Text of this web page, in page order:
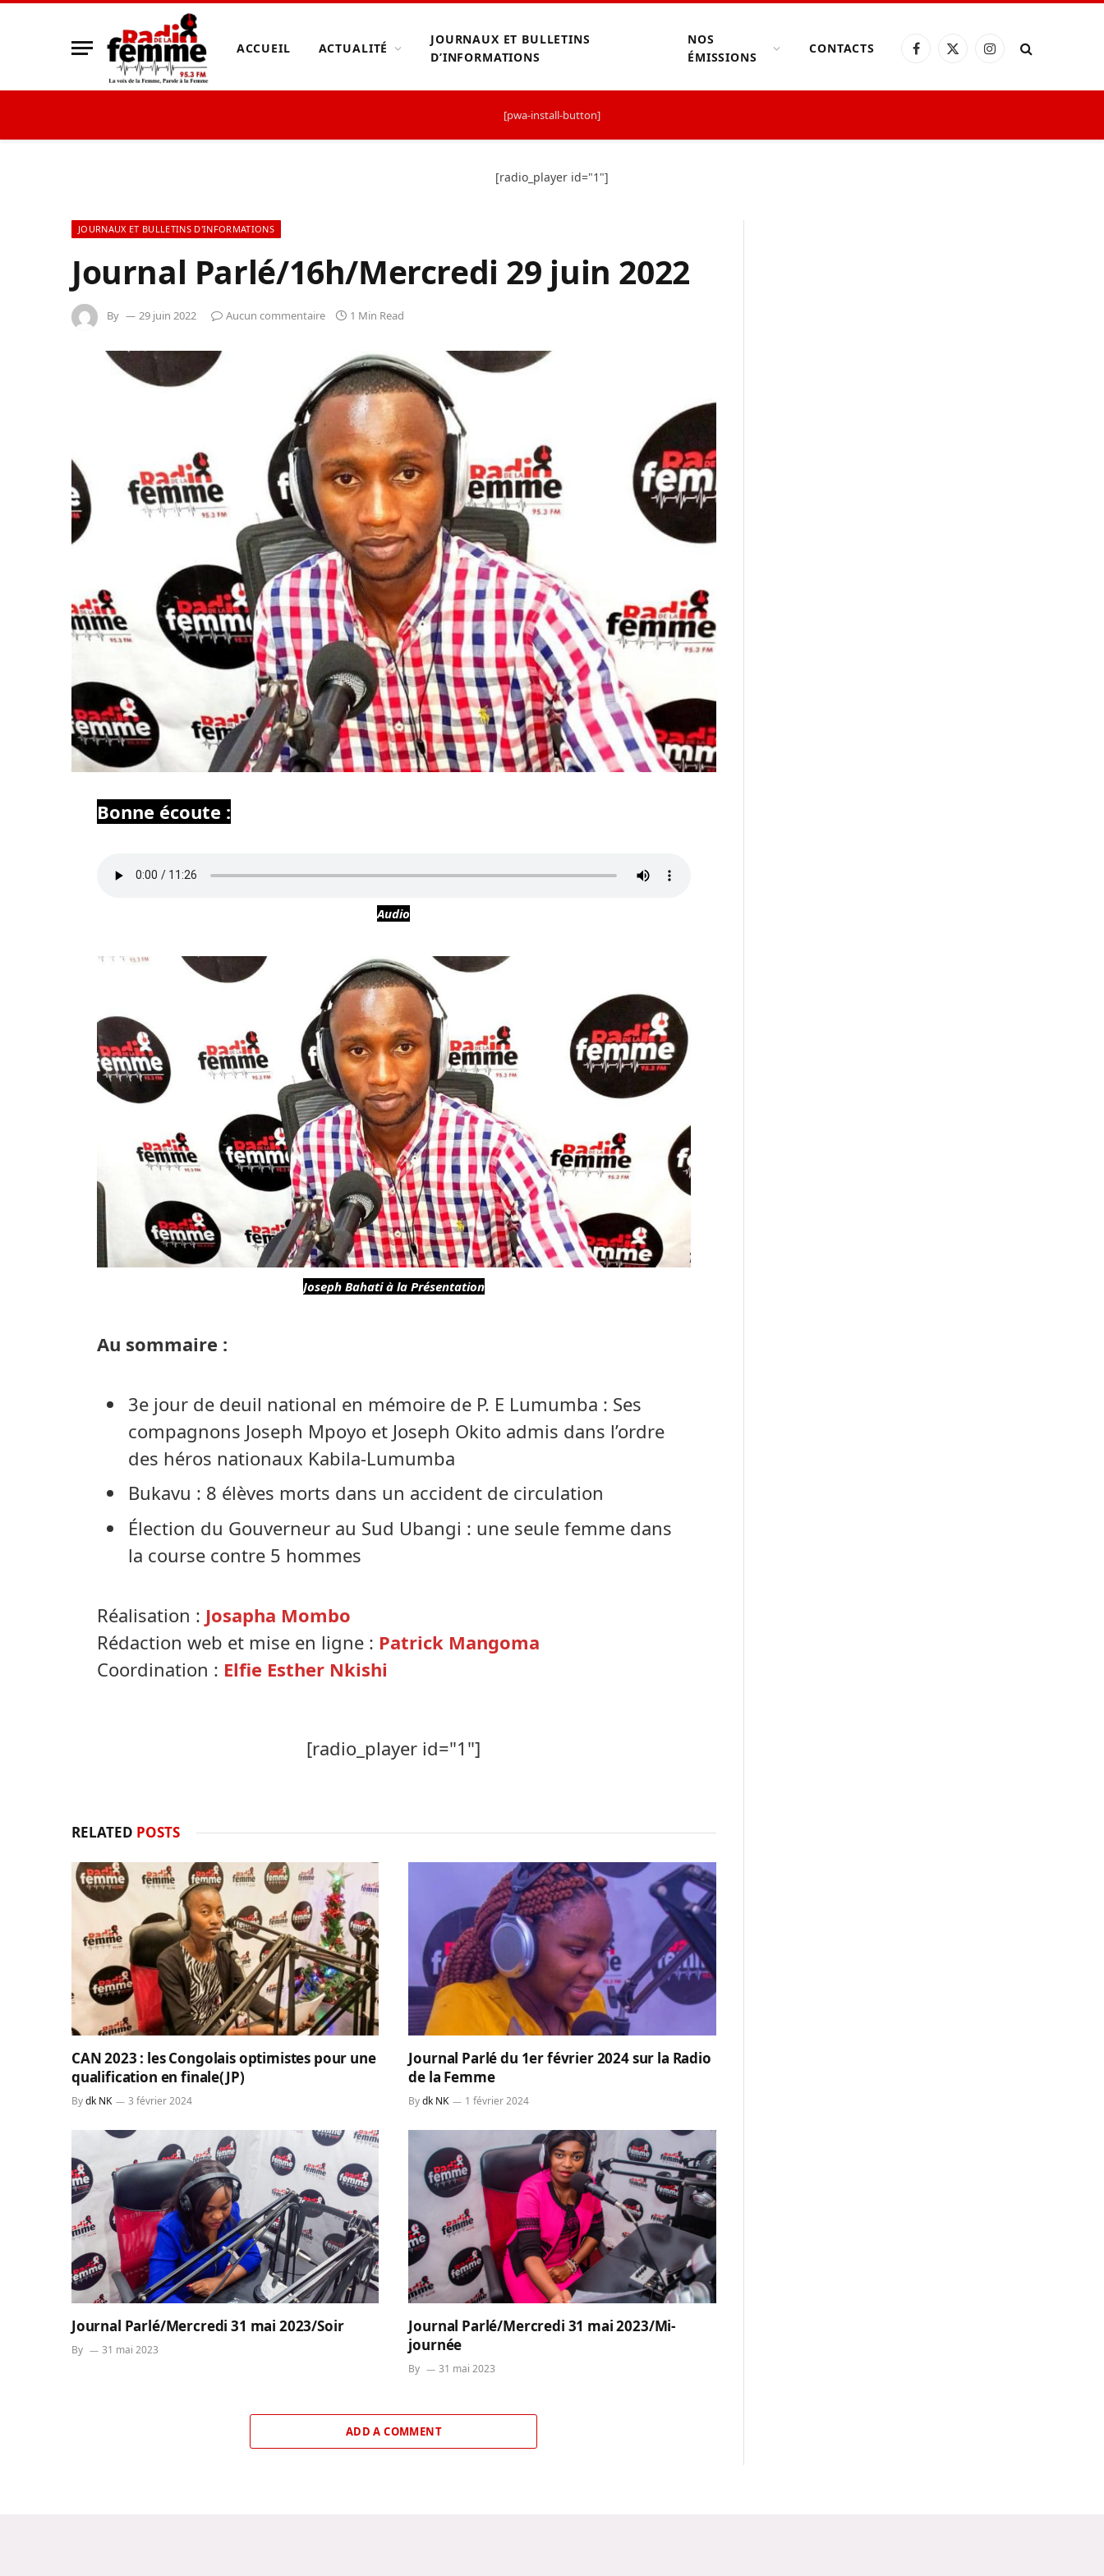
ACCUEIL ACTUALITÉ
JOURNAUX ET BULLETINS
D’INFORMATIONS
NOS
ÉMISSIONS
CONTACTS Facebook
X
Instagram
[pwa-install-button]
[radio_player id="1"]
JOURNAUX ET BULLETINS D'INFORMATIONS
Journal Parlé/16h/Mercredi 29 juin 2022
By 29 juin 2022 Aucun commentaire 1 Min Read
Bonne écoute :
Audio
Joseph Bahati à la Présentation
Au sommaire :
3e jour de deuil national en mémoire de P. E Lumumba : Ses
compagnons Joseph Mpoyo et Joseph Okito admis dans l’ordre
des héros nationaux Kabila-Lumumba
Bukavu : 8 élèves morts dans un accident de circulation
Élection du Gouverneur au Sud Ubangi : une seule femme dans
la course contre 5 hommes
Réalisation : Josapha Mombo
Rédaction web et mise en ligne : Patrick Mangoma
Coordination : Elfie Esther Nkishi
[radio_player id="1"]
RELATED POSTS
CAN 2023 : les Congolais optimistes pour une
qualification en finale(JP)
Bydk NK 3 février 2024
Journal Parlé du 1er février 2024 sur la Radio
de la Femme
By dk NK 1 février 2024
Journal Parlé/Mercredi 31 mai 2023/Soir
By 31 mai 2023
Journal Parlé/Mercredi 31 mai 2023/Mi-
journée
By 31 mai 2023
ADD A COMMENT